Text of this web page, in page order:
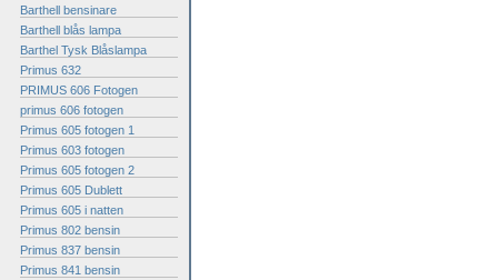
Barthell bensinare
Barthell blås lampa
Barthel Tysk Blåslampa
Primus 632
PRIMUS 606 Fotogen
primus 606 fotogen
Primus 605 fotogen 1
Primus 603 fotogen
Primus 605 fotogen 2
Primus 605 Dublett
Primus 605 i natten
Primus 802 bensin
Primus 837 bensin
Primus 841 bensin